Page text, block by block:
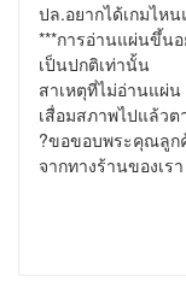
ปล.อยากได้เกมไห
***การอ่านแผ่นขึ้น
เป็นปกติเท่านั้น
สาเหตุที่ไม่อ่านแผ่น
เสื่อมสภาพไปแล้วต
?ขอขอบพระคุณลูก
จากทางร้านของเรา